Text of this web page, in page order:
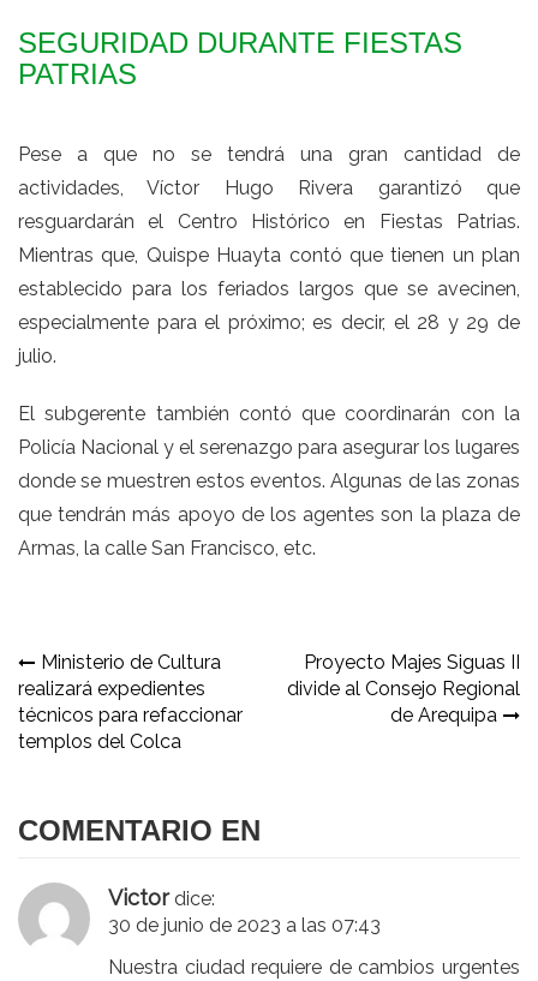
SEGURIDAD DURANTE FIESTAS
PATRIAS
Pese a que no se tendrá una gran cantidad de
actividades, Víctor Hugo Rivera garantizó que
resguardarán el Centro Histórico en Fiestas Patrias.
Mientras que, Quispe Huayta contó que tienen un plan
establecido para los feriados largos que se avecinen,
especialmente para el próximo; es decir, el 28 y 29 de
julio.
El subgerente también contó que coordinarán con la
Policía Nacional y el serenazgo para asegurar los lugares
donde se muestren estos eventos. Algunas de las zonas
que tendrán más apoyo de los agentes son la plaza de
Armas, la calle San Francisco, etc.
Navegación
de
entradas
Ministerio de Cultura
realizará expedientes
técnicos para refaccionar
templos del Colca
Proyecto Majes Siguas II
divide al Consejo Regional
de Arequipa
COMENTARIO EN
Victor dice:
30 de junio de 2023 a las 07:43
Nuestra ciudad requiere de cambios urgentes